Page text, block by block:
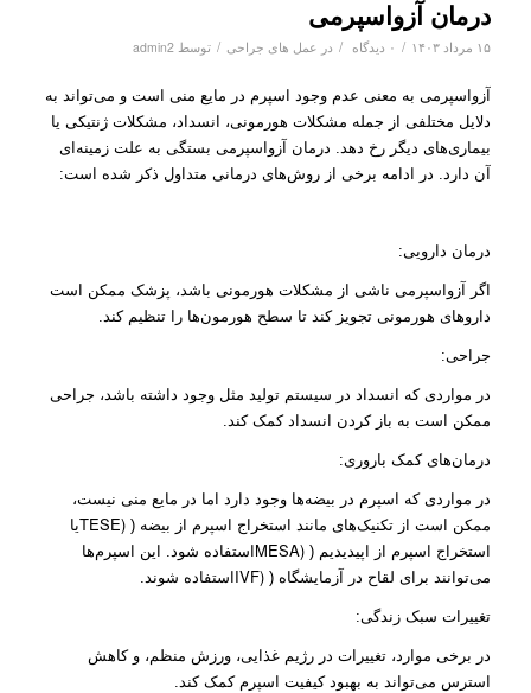
درمان آزواسپرمی
۱۵ مرداد ۱۴۰۳ / ۰ دیدگاه / در عمل های جراحی / توسط admin2
آزواسپرمی به معنی عدم وجود اسپرم در مایع منی است و می‌تواند به
دلایل مختلفی از جمله مشکلات هورمونی، انسداد، مشکلات ژنتیکی یا
بیماری‌های دیگر رخ دهد. درمان آزواسپرمی بستگی به علت زمینه‌ای
آن دارد. در ادامه برخی از روش‌های درمانی متداول ذکر شده است:
درمان دارویی:
اگر آزواسپرمی ناشی از مشکلات هورمونی باشد، پزشک ممکن است
داروهای هورمونی تجویز کند تا سطح هورمون‌ها را تنظیم کند.
جراحی:
در مواردی که انسداد در سیستم تولید مثل وجود داشته باشد، جراحی
ممکن است به باز کردن انسداد کمک کند.
درمان‌های کمک باروری:
در مواردی که اسپرم در بیضه‌ها وجود دارد اما در مایع منی نیست،
ممکن است از تکنیک‌های مانند استخراج اسپرم از بیضه (TESE)یا
استخراج اسپرم از اپیدیدیم (MESA) استفاده شود. این اسپرم‌ها
می‌توانند برای لقاح در آزمایشگاه (IVF) استفاده شوند.
تغییرات سبک زندگی:
در برخی موارد، تغییرات در رژیم غذایی، ورزش منظم، و کاهش
استرس می‌تواند به بهبود کیفیت اسپرم کمک کند.